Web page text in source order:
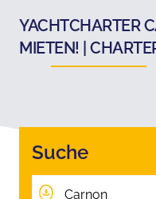
YACHTCHARTER
MIETEN! |
Suche